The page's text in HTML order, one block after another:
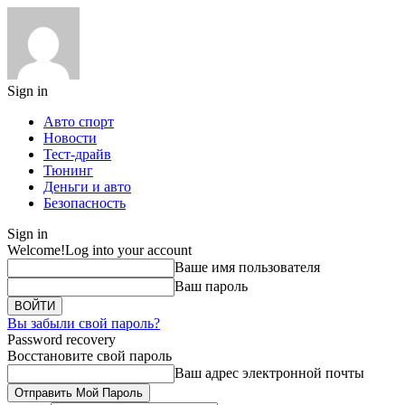
Sign in
Авто спорт
Новости
Тест-драйв
Тюнинг
Деньги и авто
Безопасность
Sign in
Welcome!Log into your account
Ваше имя пользователя
Ваш пароль
Вы забыли свой пароль?
Password recovery
Восстановите свой пароль
Ваш адрес электронной почты